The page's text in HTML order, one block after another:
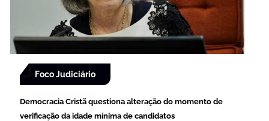
Foco Judiciário
Democracia Cristã questiona alteração do momento de
verificação da idade mínima de candidatos